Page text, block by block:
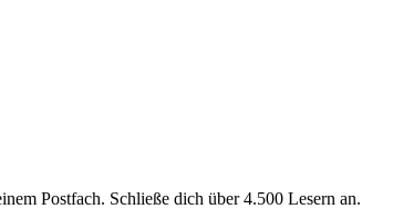
Postfach. Schließe dich über4.500 Lesern an.